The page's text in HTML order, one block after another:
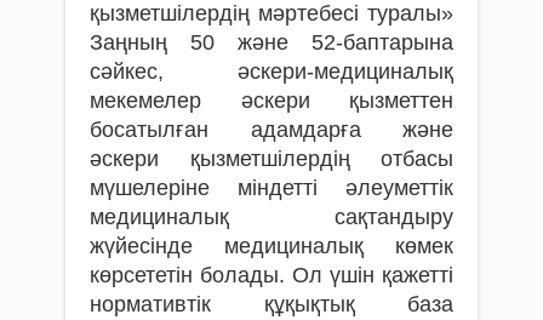
қызметшілердің мәртебесі туралы»
Заңның 50 және 52-баптарына
сәйкес, әскери-медициналық
мекемелер әскери қызметтен
босатылған адамдарға және
әскери қызметшілердің отбасы
мүшелеріне міндетті әлеуметтік
медициналық сақтандыру
жүйесінде медициналық көмек
көрсететін болады. Ол үшін қажетті
нормативтік құқықтық база